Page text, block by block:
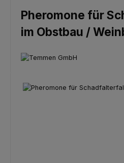
Pheromone für
im Obstbau /
Bildergalerie überspringen